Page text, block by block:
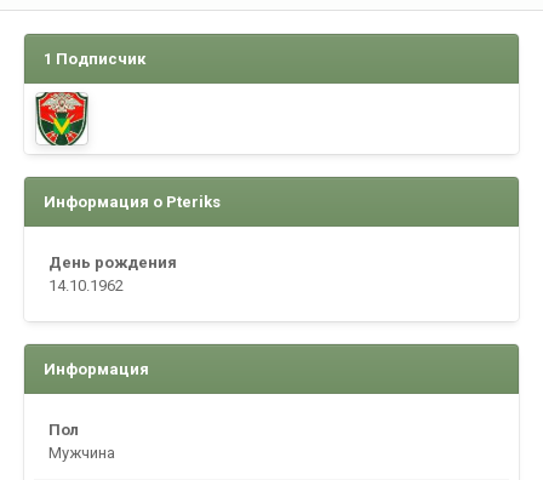
1 Подписчик
Информация о Pteriks
День рождения
14.10.1962
Информация
Пол
Мужчина